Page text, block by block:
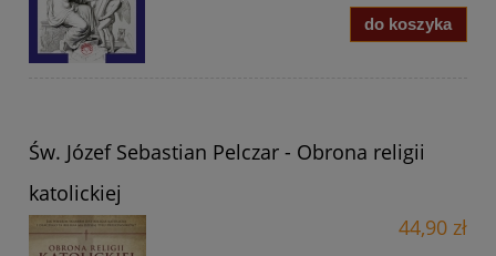
do koszyka
Św. Józef Sebastian Pelczar - Obrona religii
katolickiej
44,90 zł